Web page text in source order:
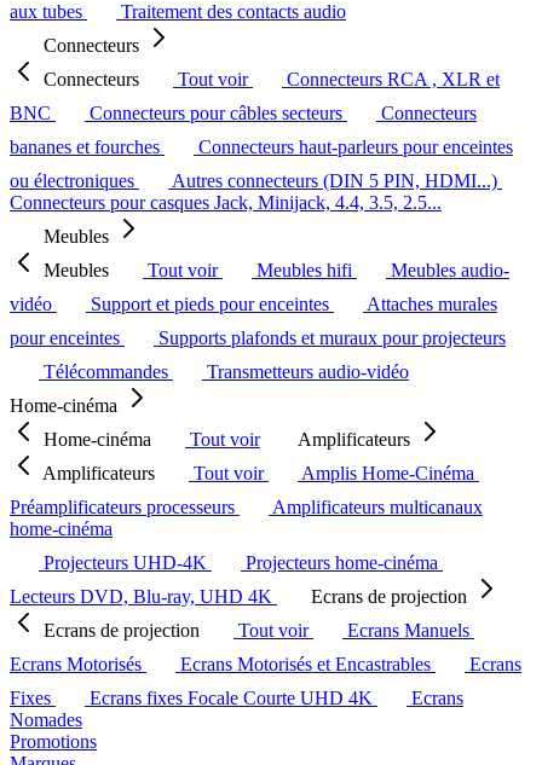
aux tubes
Traitement des contacts audio
Connecteurs
Connecteurs
Tout voir
Connecteurs RCA , XLR et
BNC
Connecteurs pour câbles secteurs
Connecteurs
bananes et fourches
Connecteurs haut-parleurs pour enceintes
ou électroniques
Autres connecteurs (DIN 5 PIN, HDMI...)
Connecteurs pour casques Jack, Minijack, 4.4, 3.5, 2.5...
Meubles
Meubles
Tout voir Meubles hifi
Meubles audio-
vidéo
Support et pieds pour enceintes
Attaches murales
pour enceintes
Supports plafonds et muraux pour projecteurs
Télécommandes
Transmetteurs audio-vidéo
Home-cinéma
Home-cinéma
Tout voir
Amplificateurs
Amplificateurs
Tout voir
Amplis Home-Cinéma
Préamplificateurs processeurs
Amplificateurs multicanaux
home-cinéma
Projecteurs UHD-4K
Projecteurs home-cinéma
Lecteurs DVD, Blu-ray, UHD 4K
Ecrans de projection
Ecrans de projection
Tout voir
Ecrans Manuels
Ecrans Motorisés
Ecrans Motorisés et Encastrables
Ecrans
Fixes
Ecrans fixes Focale Courte UHD 4K
Ecrans
Nomades
Promotions